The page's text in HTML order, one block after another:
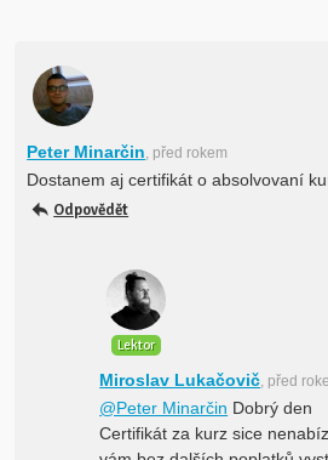
Peter Minarčin, před rokem
Dostanem aj certifikát o absolvovaní
Odpovědět
Lektor
Miroslav Lukačovič, před
@Peter Minarčin Dobrý den
Certifikát za kurz sice